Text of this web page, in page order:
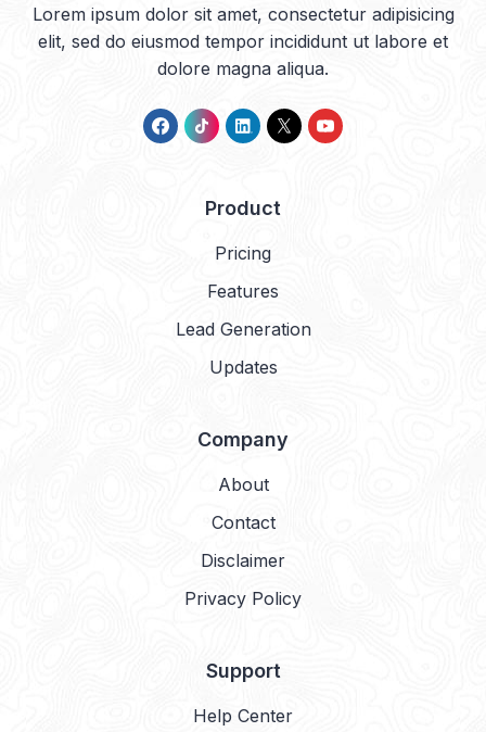
Lorem ipsum dolor sit amet, consectetur adipisicing
elit, sed do eiusmod tempor incididunt ut labore et
dolore magna aliqua.
Product
Pricing
Features
Lead Generation
Updates
Company
About
Contact
Disclaimer
Privacy Policy
Support
Help Center